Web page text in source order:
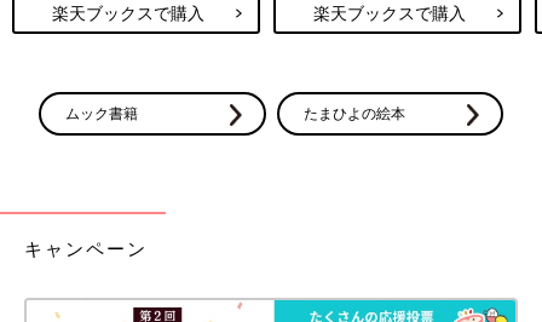
楽天ブックスで購入 楽天ブックスで購入
ムック書籍 たまひよの絵本
キャンペーン